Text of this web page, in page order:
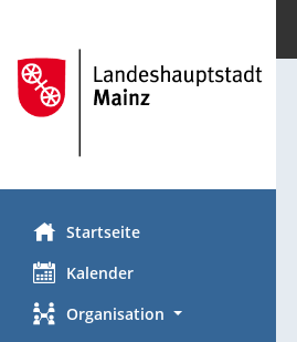
Startseite
Kalender
Organisation